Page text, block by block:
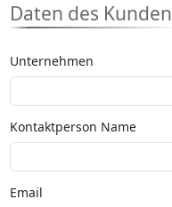
Daten des Kunden
Unternehmen
Kontaktperson Name
Email